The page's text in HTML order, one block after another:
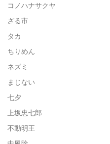
コノハナサクヤ
ざる市
タカ
ちりめん
ネズミ
まじない
七夕
上坂忠七郎
不動明王